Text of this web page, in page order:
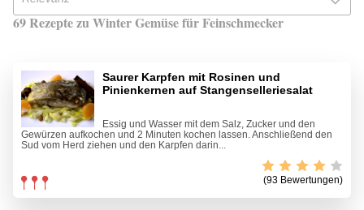
69 Rezepte zu Winter Gemüse für Feinschmecker
Saurer Karpfen mit Rosinen und
Pinienkernen auf Stangenselleriesalat
Essig und Wasser mit dem Salz, Zucker und den
Gewürzen aufkochen und 2 Minuten kochen lassen. Anschließend den
Sud vom Herd ziehen und den Karpfen darin...
(93 Bewertungen)